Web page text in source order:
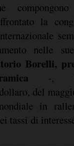
la
nelle
Borelli,
-, a
del
in
tassi di